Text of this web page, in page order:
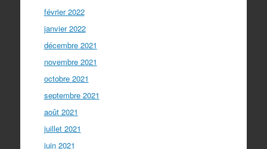
février 2022
janvier 2022
décembre 2021
novembre 2021
octobre 2021
septembre 2021
août 2021
juillet 2021
juin 2021